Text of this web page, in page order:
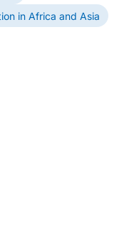
in Africa and Asia